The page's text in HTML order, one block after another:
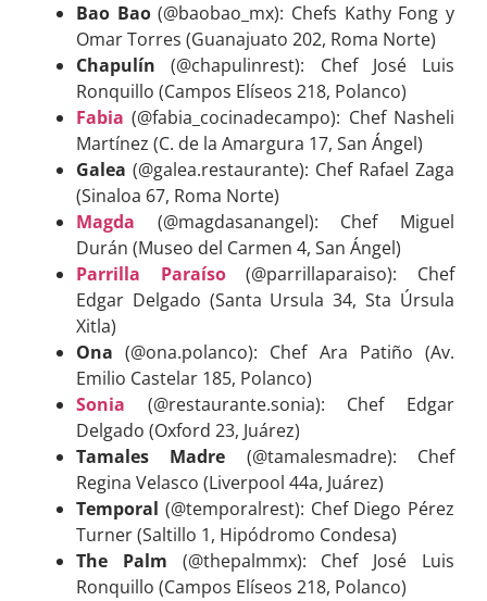
Bao Bao(@baobao_mx): Chefs Kathy Fong y
Omar Torres (Guanajuato 202, Roma Norte)
Chapulín (@chapulinrest): Chef José Luis
Ronquillo (Campos Elíseos 218, Polanco)
Fabia (@fabia_cocinadecampo): Chef Nasheli
Martínez (C. de la Amargura 17, San Ángel)
Galea (@galea.restaurante): Chef Rafael Zaga
(Sinaloa 67, Roma Norte)
Magda (@magdasanangel): Chef Miguel
Durán (Museo del Carmen 4, San Ángel)
Parrilla Paraíso(@parrillaparaiso): Chef
Edgar Delgado (Santa Ursula 34, Sta Úrsula
Xitla)
Ona (@ona.polanco): Chef Ara Patiño (Av.
Emilio Castelar 185, Polanco)
Sonia (@restaurante.sonia): Chef Edgar
Delgado (Oxford 23, Juárez)
Tamales Madre (@tamalesmadre): Chef
Regina Velasco (Liverpool 44a, Juárez)
Temporal (@temporalrest): Chef Diego Pérez
Turner (Saltillo 1, Hipódromo Condesa)
The Palm (@thepalmmx): Chef José Luis
Ronquillo (Campos Elíseos 218, Polanco)